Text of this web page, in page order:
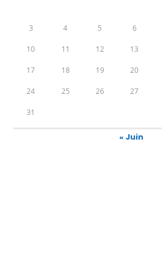
3 4 5 6
10 11 12 13
17 18 19 20
24 25 26 27
31
« Juin